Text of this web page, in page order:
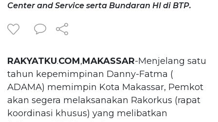
Center and Service serta Bundaran HI di BTP.
RAKYATKU.COM,MAKASSAR-Menjelang satu
tahun kepemimpinan Danny-Fatma (
ADAMA) memimpin Kota Makassar, Pemkot
akan segera melaksanakan Rakorkus (rapat
koordinasi khusus) yang melibatkan